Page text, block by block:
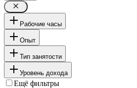
Рабочие часы
Опыт
Тип занятости
Уровень дохода
Ещё фильтры